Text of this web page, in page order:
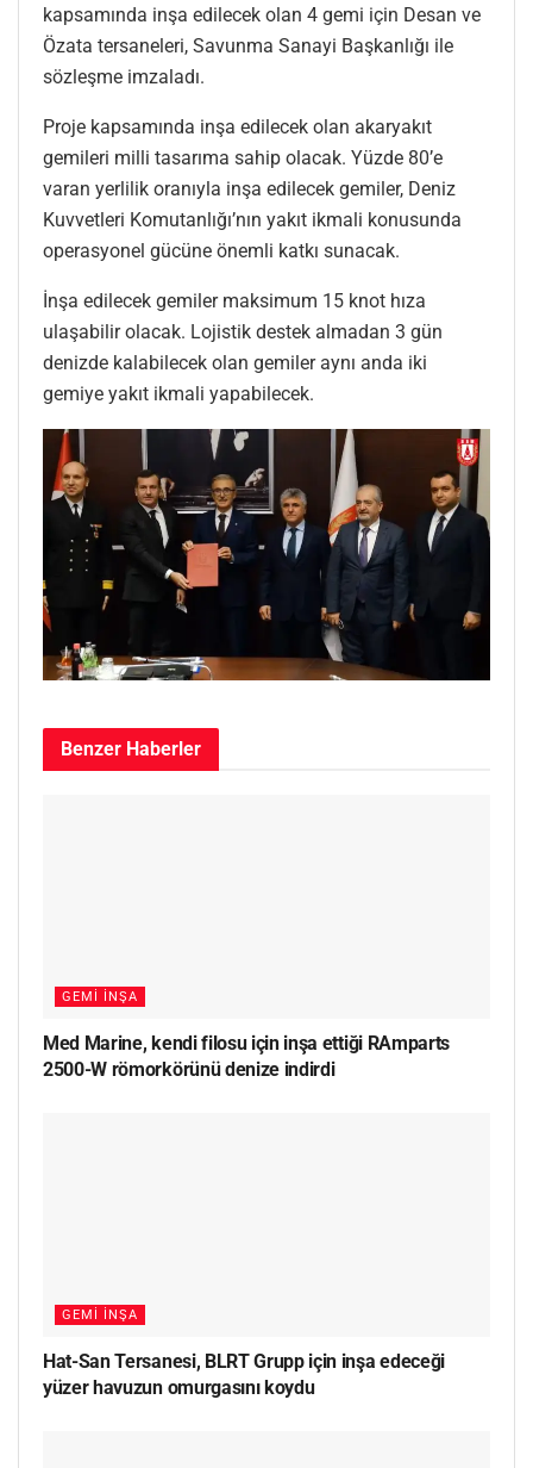
kapsamında inşa edilecek olan 4 gemi için Desan ve
Özata tersaneleri, Savunma Sanayi Başkanlığı ile
sözleşme imzaladı.
Proje kapsamında inşa edilecek olan akaryakıt
gemileri milli tasarıma sahip olacak. Yüzde 80’e
varan yerlilik oranıyla inşa edilecek gemiler, Deniz
Kuvvetleri Komutanlığı’nın yakıt ikmali konusunda
operasyonel gücüne önemli katkı sunacak.
İnşa edilecek gemiler maksimum 15 knot hıza
ulaşabilir olacak. Lojistik destek almadan 3 gün
denizde kalabilecek olan gemiler aynı anda iki
gemiye yakıt ikmali yapabilecek.
Benzer Haberler
GEMI İNŞA
Med Marine, kendi filosu için inşa ettiği RAmparts
2500-W römorkörünü denize indirdi
GEMI İNŞA
Hat-San Tersanesi, BLRT Grupp için inşa edeceği
yüzer havuzun omurgasını koydu